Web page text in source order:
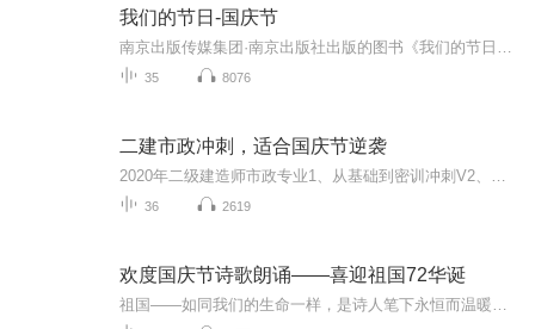
我们的节日-国庆节
35 8076
二建市政冲刺，适合国庆节逆袭
36 2619
欢度国庆节诗歌朗诵——喜迎祖国72华诞